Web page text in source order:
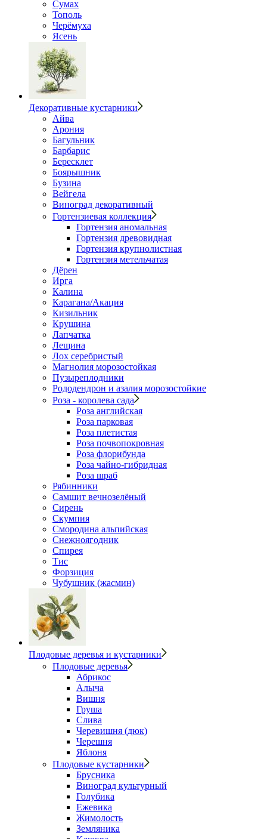
Сумах
Тополь
Черёмуха
Ясень
Декоративные кустарники
Айва
Арония
Багульник
Барбарис
Бересклет
Боярышник
Бузина
Вейгела
Виноград декоративный
Гортензиевая коллекция
Гортензия аномальная
Гортензия древовидная
Гортензия крупнолистная
Гортензия метельчатая
Дёрен
Ирга
Калина
Карагана/Акация
Кизильник
Крушина
Лапчатка
Лещина
Лох серебристый
Магнолия морозостойкая
Пузыреплодники
Рододендрон и азалия морозостойкие
Роза - королева сада
Роза английская
Роза парковая
Роза плетистая
Роза почвопокровная
Роза флорибунда
Роза чайно-гибридная
Роза шраб
Рябинники
Самшит вечнозелёный
Сирень
Скумпия
Смородина альпийская
Снежноягодник
Спирея
Тис
Форзиция
Чубушник (жасмин)
Плодовые деревья и кустарники
Плодовые деревья
Абрикос
Алыча
Вишня
Груша
Слива
Черевишня (дюк)
Черешня
Яблоня
Плодовые кустарники
Брусника
Виноград культурный
Голубика
Ежевика
Жимолость
Земляника